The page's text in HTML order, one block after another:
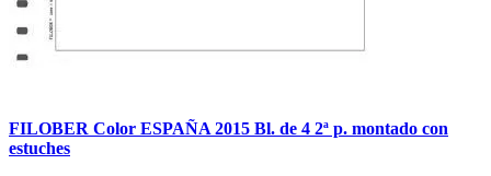
FILOBER Color ESPAÑA 2015 Bl. de 4 2ª p. montado con
estuches